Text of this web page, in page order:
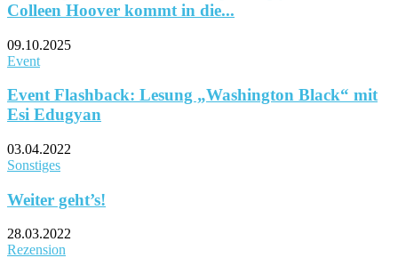
Colleen Hoover kommt in die...
09.10.2025
Event
Event Flashback: Lesung „Washington Black“ mit
Esi Edugyan
03.04.2022
Sonstiges
Weiter geht’s!
28.03.2022
Rezension